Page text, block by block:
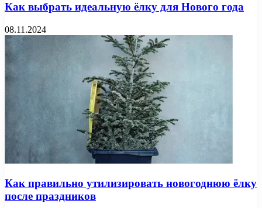
Как выбрать идеальную ёлку для Нового года
08.11.2024
Как правильно утилизировать новогоднюю ёлку
после праздников